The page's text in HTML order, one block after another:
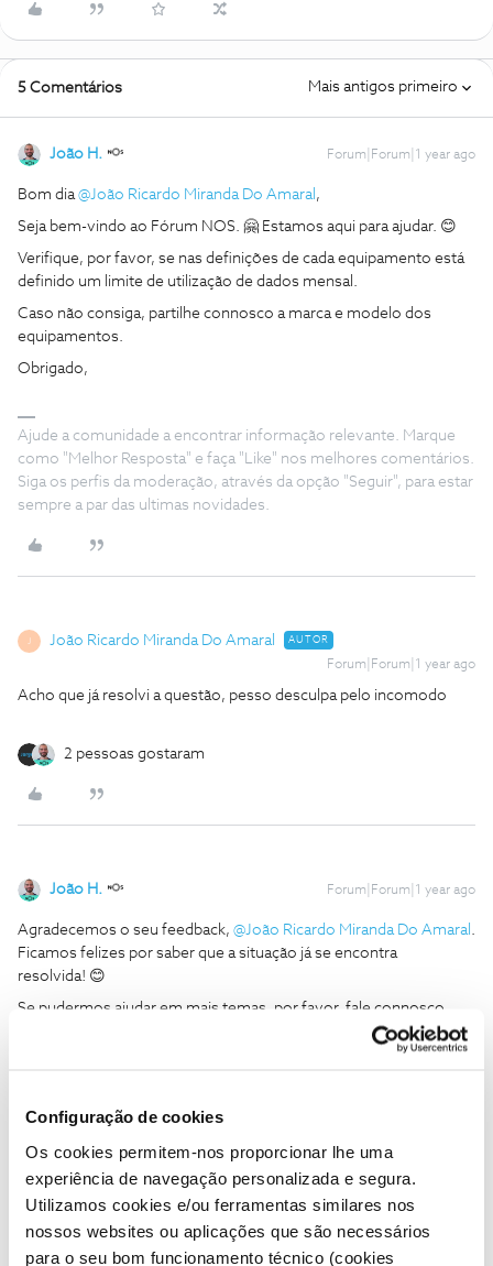
Configuração de cookies
Os cookies permitem-nos proporcionar lhe uma
experiência de navegação personalizada e segura.
Utilizamos cookies e/ou ferramentas similares nos
nossos websites ou aplicações que são necessários
para o seu bom funcionamento técnico (cookies
5 Comentários Mais antigos primeiro
João H. Forum|Forum|1 year ago
Bom dia@João Ricardo Miranda Do Amaral ,
Seja bem-vindo ao Fórum NOS. 🤗 Estamos aqui para ajudar. 😊
Verifique, por favor, se nas definições de cada equipamento está
definido um limite de utilização de dados mensal.
Caso não consiga, partilhe connosco a marca e modelo dos
equipamentos.
Obrigado,
Ajude a comunidade a encontrar informação relevante. Marque
como "Melhor Resposta" e faça "Like" nos melhores comentários.
Siga os perfis da moderação, através da opção "Seguir", para estar
sempre a par das ultimas novidades.
João Ricardo Miranda Do Amaral AUTOR
Forum|Forum|1 year ago
Acho que já resolvi a questão, pesso desculpa pelo incomodo
2 pessoas gostaram
João H. Forum|Forum|1 year ago
Agradecemos o seu feedback, @João Ricardo Miranda Do Amaral .
Ficamos felizes por saber que a situação já se encontra
resolvida! 😊
Se pudermos ajudar em mais temas, por favor, fale connosco.
Ajude a comunidade a encontrar informação relevante. Marque
como "Melhor Resposta" e faça "Like" nos melhores comentários.
Siga os perfis da moderação, através da opção "Seguir", para estar
sempre a par das ultimas novidades.